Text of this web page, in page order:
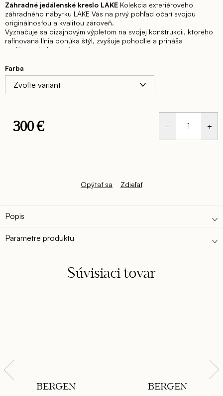
Záhradné jedálenské kreslo LAKE Kolekcia exteriérového
záhradného nábytku LAKE Vás na prvý pohľad očarí svojou
originálnosťou a kvalitou zároveň.
Vyznačuje sa dizajnovým výpletom na svojej konštrukcii, ktorého
rafinovaná línia ponúka štýl, zvyšuje pohodlie a prináša
nadčasovú eleganciu.
akéhokoľvek exteriéru, ktoré bez pochýb zaujme každú jednu
návštevu. Jedálenská stolička: š. 61 x hl. 57,5 x v. 77 cm, výška
sedu 49 cm (stohovateľnosť 5 x)
Záhradné jedálenské kreslo
LAKE je v troch farebných variantoch: BIELA/BÉŽOVÁ,
Farba
300 €
Opýtať sa Zdieľať
Popis
Parametre produktu
Súvisiaci tovar
BERGEN BERGEN